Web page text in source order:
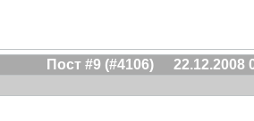
Пост #9 (#4106)
22.12.2008